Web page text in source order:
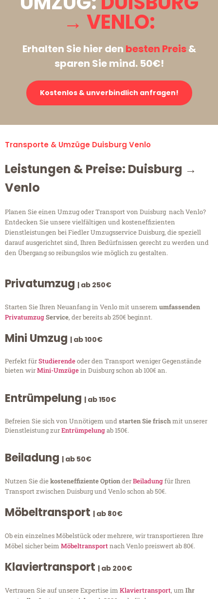
→ VENLO:
Erhalten Sie hier den besten Preis&
sparen Sie mind. 50€!
Kostenlos & unverbindlich anfragen!
Transporte & Umzüge Duisburg Venlo
Leistungen & Preise: Duisburg →
Venlo
Planen Sie einen Umzug oder Transport von Duisburg nach Venlo?
Entdecken Sie unsere vielfältigen und kosteneffizienten
Dienstleistungen bei Fiedler Umzugsservice Duisburg, die speziell
darauf ausgerichtet sind, Ihren Bedürfnissen gerecht zu werden und
den Übergang so reibungslos wie möglich zu gestalten.
Privatumzug | ab 250€
Starten Sie Ihren Neuanfang in Venlo mit unserem umfassenden
PrivatumzugService, der bereits ab 250€ beginnt.
Mini Umzug | ab 100€
Perfekt fürStudierendeoder den Transport weniger Gegenstände
bieten wirMini-Umzügein Duisburg schon ab 100€ an.
Entrümpelung | ab 150€
Befreien Sie sich von Unnötigem undstarten Sie frischmit unserer
Dienstleistung zurEntrümpelungab 150€.
Beiladung | ab 50€
Nutzen Sie diekosteneffiziente OptionderBeiladungfür Ihren
Transport zwischen Duisburg und Venlo schon ab 50€.
Möbeltransport | ab 80€
Ob ein einzelnes Möbelstück oder mehrere, wir transportieren Ihre
Möbel sicher beim Möbeltransportnach Venlo preiswert ab 80€.
Klaviertransport | ab 200€
Vertrauen Sie auf unsere Expertise im Klaviertransport, um Ihr